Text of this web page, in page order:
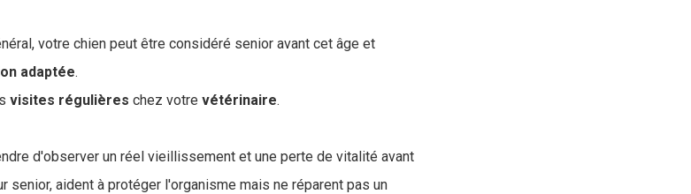
votre chien peut être considéré senior avant cet âge et
adaptée.
visites régulières chez votre vétérinaire.
d'observer un réel vieillissement et une perte de vitalité avant
senior, aident à protéger l'organisme mais ne réparent pas un